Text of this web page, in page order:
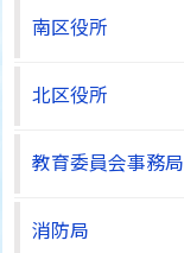
南区役所
北区役所
教育委員会事務局
消防局